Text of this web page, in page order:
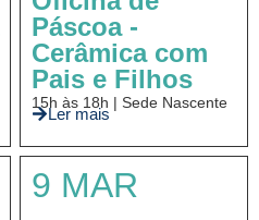
Páscoa -
Cerâmica com
Pais e Filhos
15h às 18h | Sede Nascente
Ler mais
9 MAR